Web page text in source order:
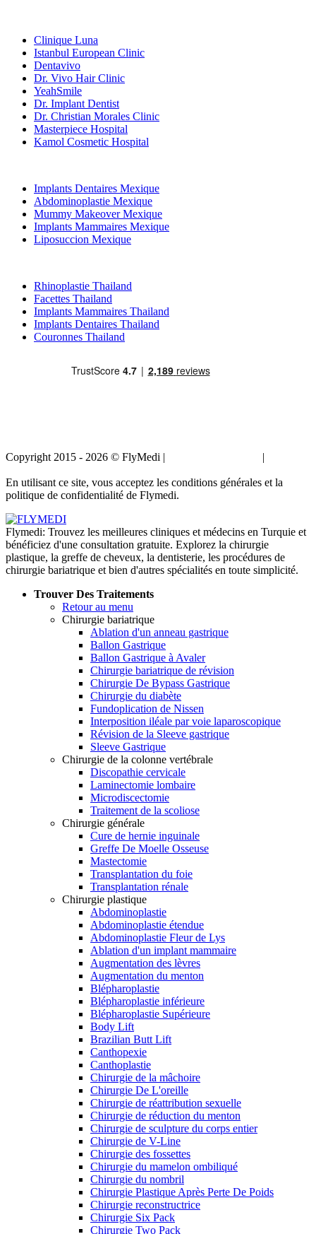
Clinique Luna
Istanbul European Clinic
Dentavivo
Dr. Vivo Hair Clinic
YeahSmile
Dr. Implant Dentist
Dr. Christian Morales Clinic
Masterpiece Hospital
Kamol Cosmetic Hospital
Implants Dentaires Mexique
Abdominoplastie Mexique
Mummy Makeover Mexique
Implants Mammaires Mexique
Liposuccion Mexique
Rhinoplastie Thailand
Facettes Thailand
Implants Mammaires Thailand
Implants Dentaires Thailand
Couronnes Thailand
Copyright 2015 - 2026 © FlyMedi | |
En utilisant ce site, vous acceptez les conditions générales et la
politique de confidentialité de Flymedi.
Flymedi: Trouvez les meilleures cliniques et médecins en Turquie et
bénéficiez d'une consultation gratuite. Explorez la chirurgie
plastique, la greffe de cheveux, la dentisterie, les procédures de
chirurgie bariatrique et bien d'autres spécialités en toute simplicité.
Trouver Des Traitements
Retour au menu
Chirurgie bariatrique
Ablation d'un anneau gastrique
Ballon Gastrique
Ballon Gastrique à Avaler
Chirurgie bariatrique de révision
Chirurgie De Bypass Gastrique
Chirurgie du diabète
Fundoplication de Nissen
Interposition iléale par voie laparoscopique
Révision de la Sleeve gastrique
Sleeve Gastrique
Chirurgie de la colonne vertébrale
Discopathie cervicale
Laminectomie lombaire
Microdiscectomie
Traitement de la scoliose
Chirurgie générale
Cure de hernie inguinale
Greffe De Moelle Osseuse
Mastectomie
Transplantation du foie
Transplantation rénale
Chirurgie plastique
Abdominoplastie
Abdominoplastie étendue
Abdominoplastie Fleur de Lys
Ablation d'un implant mammaire
Augmentation des lèvres
Augmentation du menton
Blépharoplastie
Blépharoplastie inférieure
Blépharoplastie Supérieure
Body Lift
Brazilian Butt Lift
Canthopexie
Canthoplastie
Chirurgie de la mâchoire
Chirurgie De L'oreille
Chirurgie de réattribution sexuelle
Chirurgie de réduction du menton
Chirurgie de sculpture du corps entier
Chirurgie de V-Line
Chirurgie des fossettes
Chirurgie du mamelon ombiliqué
Chirurgie du nombril
Chirurgie Plastique Après Perte De Poids
Chirurgie reconstructrice
Chirurgie Six Pack
Chirurgie Two Pack